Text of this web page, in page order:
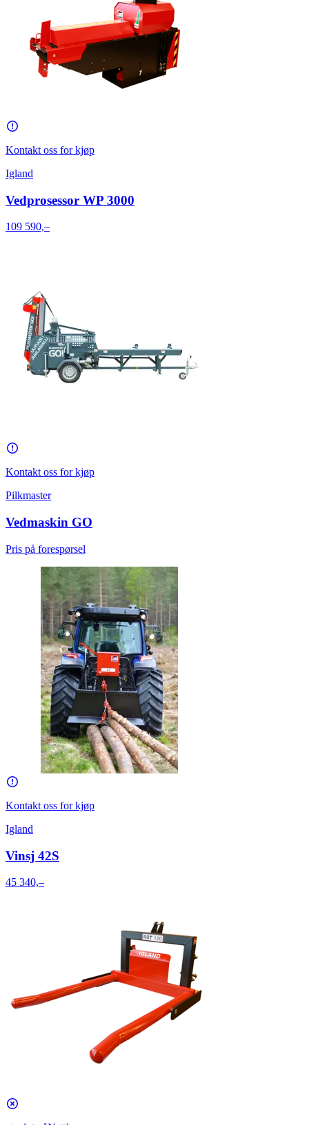
Kontakt oss for kjøp
Igland
Vedprosessor WP 3000
109 590,–
Kontakt oss for kjøp
Pilkmaster
Vedmaskin GO
Pris på forespørsel
Kontakt oss for kjøp
Igland
Vinsj 42S
45 340,–